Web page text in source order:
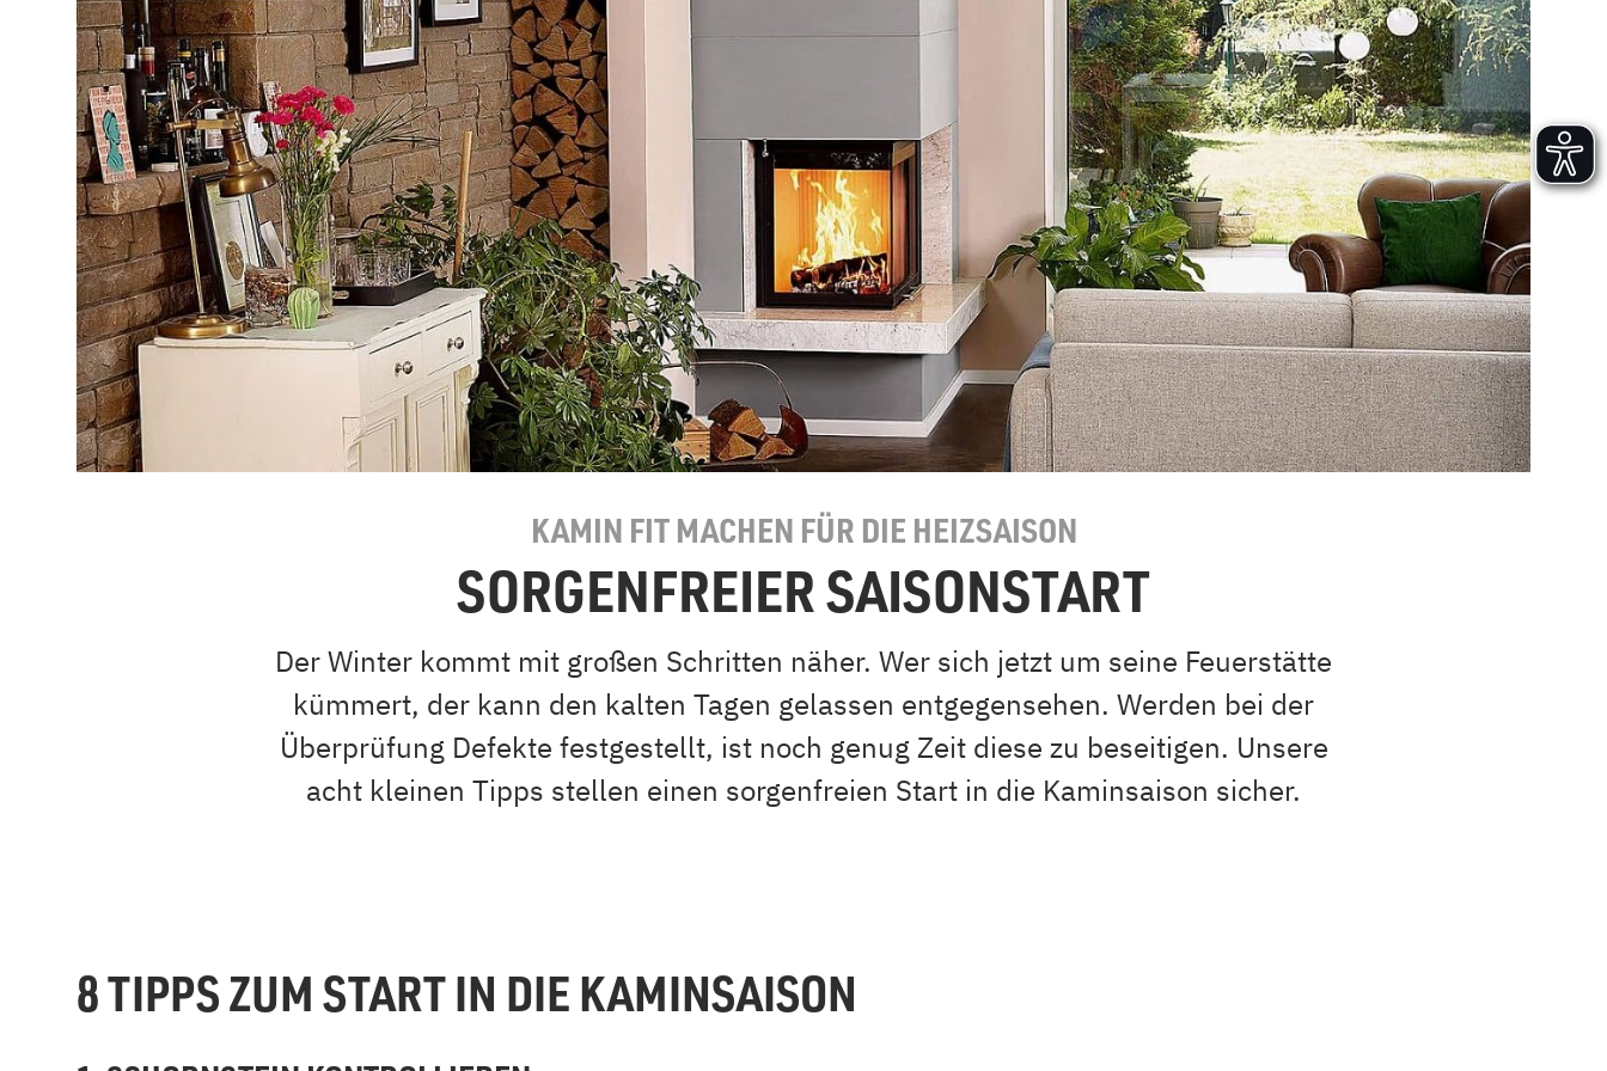
Kamin und Dunstabzugshaube
CO-Melder anbringen
Kamin und Rauchmelder
Pelletofen im Wohnzimmer
Alternativen zu Öl und Gas
Wärmepumpe mit Kamin
Holzvergaserkessel
Heizen mit Pellets
Versand und Lieferung
Aufbau und Abnahme
Nutzung und Wartung
KAMIN FIT MACHEN FÜR DIE HEIZSAISON
SORGENFREIER SAISONSTART
Der Winter kommt mit großen Schritten näher. Wer sich jetzt um seine Feuerstätte
kümmert, der kann den kalten Tagen gelassen entgegensehen. Werden bei der
Überprüfung Defekte festgestellt, ist noch genug Zeit diese zu beseitigen. Unsere
acht kleinen Tipps stellen einen sorgenfreien Start in die Kaminsaison sicher.
8 TIPPS ZUM START IN DIE KAMINSAISON